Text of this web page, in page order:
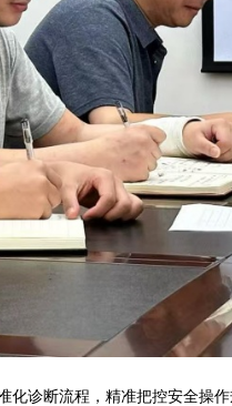
诊断流程，精准把控安全操作